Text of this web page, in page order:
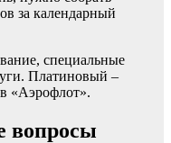
за календарный
специальные
Платиновый –
«Аэрофлот».
вопросы